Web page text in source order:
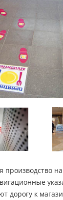
производство
дорогу к